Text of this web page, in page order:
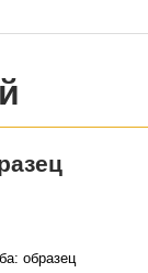
образец